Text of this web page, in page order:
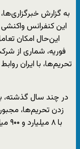
به گزارش
این کنفرانس
این‌حال امکان
فوریه، شماری از
تحریم‌ها، با ایران
در چند سال گذشته،
زدن تحریم‌ها،